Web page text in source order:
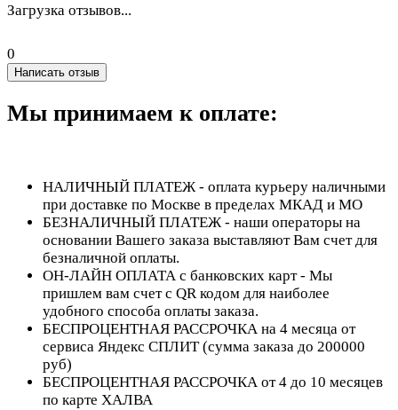
Загрузка отзывов...
0
Написать отзыв
Мы принимаем к оплате:
НАЛИЧНЫЙ ПЛАТЕЖ - оплата курьеру наличными
при доставке по Москве в пределах МКАД и МО
БЕЗНАЛИЧНЫЙ ПЛАТЕЖ - наши операторы на
основании Вашего заказа выставляют Вам счет для
безналичной оплаты.
ОН-ЛАЙН ОПЛАТА с банковских карт - Мы
пришлем вам счет с QR кодом для наиболее
удобного способа оплаты заказа.
БЕСПРОЦЕНТНАЯ РАССРОЧКА на 4 месяца от
сервиса Яндекс СПЛИТ (сумма заказа до 200000
руб)
БЕСПРОЦЕНТНАЯ РАССРОЧКА от 4 до 10 месяцев
по карте ХАЛВА